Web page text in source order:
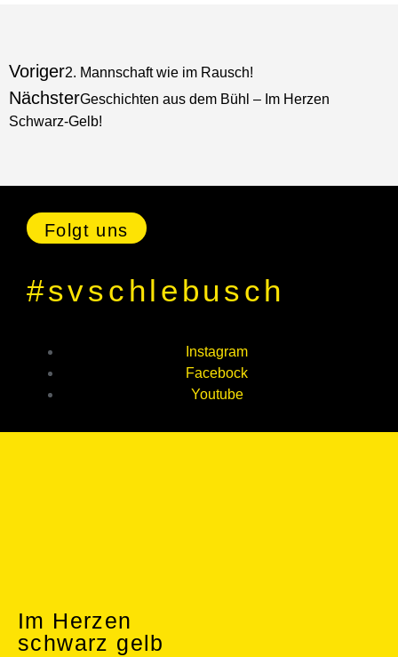
Voriger2. Mannschaft wie im Rausch!
NächsterGeschichten aus dem Bühl – Im Herzen
Schwarz-Gelb!
Folgt uns
#svschlebusch
Instagram
Facebock
Youtube
Im Herzen
schwarz gelb